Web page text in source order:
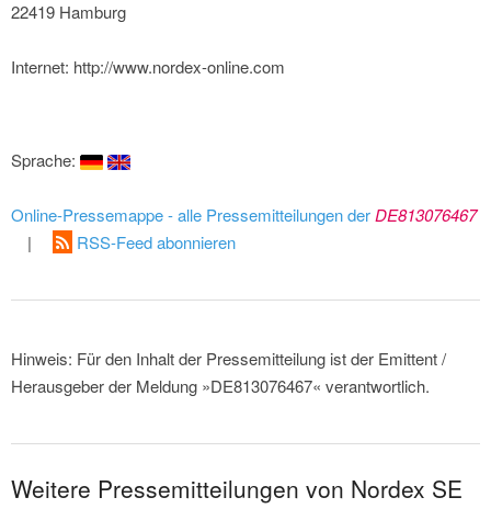
22419 Hamburg
Internet: http://www.nordex-online.com
Sprache:
Online-Pressemappe - alle Pressemitteilungen derDE813076467
|
RSS-Feed abonnieren
Hinweis: Für den Inhalt der Pressemitteilung ist der Emittent /
Herausgeber der Meldung »DE813076467« verantwortlich.
Weitere Pressemitteilungen von Nordex SE